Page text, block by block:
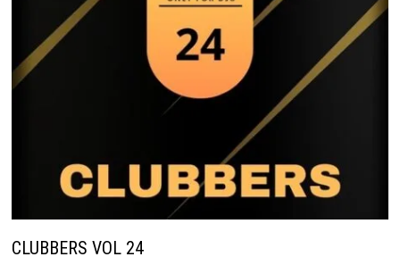
CLUBBERS VOL 24